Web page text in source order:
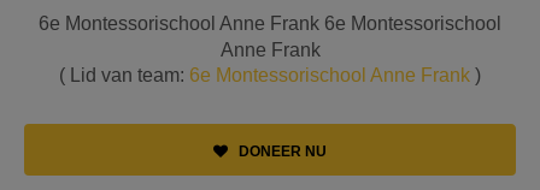
6e Montessorischool Anne Frank 6e Montessorischool
Anne Frank
( Lid van team: 6e Montessorischool Anne Frank )
DONEER NU